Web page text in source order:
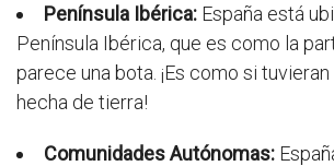
Península Ibérica: España está
Península Ibérica, que es como la
parece una bota. ¡Es como si
hecha de tierra!
Comunidades Autónomas: